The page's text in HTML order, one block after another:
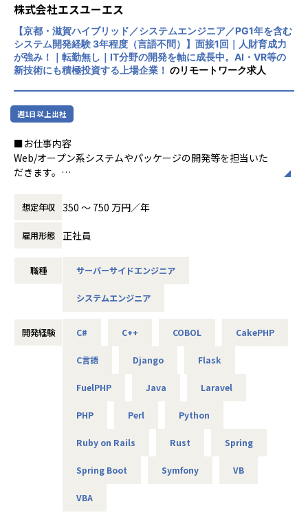
◎自社開発・受託開発拡大中！異動、キャリアチェンジ実績
有！
◎有給取得率80％以上・残業平均月11h・副業OK
▼エンジニアの皆様のフォローが充実しています
アアップに向けた計画立案を行うことができます。
▼評価制度について
・成果だけでなく「行動目標」との組み合わせで、仕事に取
り組む姿勢もフェアに評価しています。
・当社では、定時退社を推奨しており、残業は月10Hほど！
・幅広いプロジェクトをご用意！さまざまな技術に触れなが
・研修制度や経験豊富な先輩エンジニアが多数在籍。技術面
・エンジニア専任のサポート担当が常駐。技術の悩みからキ
の実現実績有！
→ 業務システムの開発、設計の案件へアサイン
→大手メーカーでSalesforce導入支援をする案件へアサイ
・Cさんの場合：サーバーの運用監視業務の経験あり
株式会社エスユーエス
【京都・滋賀ハイブリッド／システムエンジニア／PG1年を含む
システム開発経験 3年程度（言語不問）】面接1回｜人財育成力
が強み！｜転勤無し｜IT分野の開発を軸に成長中。AI・VR等の
新技術にも積極投資する上場企業！ のリモートワーク求人
週1日以上出社
■お仕事内容
Web/オープン系システムやパッケージの開発等を担当いた
だきます。
基本設計・詳細設計、
プログラミング等、一貫した業務をお任せします。
＜具体的な業務イメージ＞
・設計～開発を担当
※営業担当はエンジニア単価を上げることを目標と置いてい
意欲があれば積極的に上位工程にチャレンジすることを、会
・ヘルスケア領域・FA領域でのAI研究開発／Python、C++
開発／Unity、Java、C#
・機械学習・RPA開発（業務自動化）／Python
・建設現場の効率化に向けたAI研究開発／画像認識やデータ
想定年収 350 〜 750 万円／年
雇用形態 正社員
職種 サーバーサイドエンジニア
システムエンジニア
開発経験 C# C++ COBOL CakePHP
C言語 Django Flask
FuelPHP Java Laravel
PHP Perl Python
Ruby on Rails Rust Spring
Spring Boot Symfony VB
VBA